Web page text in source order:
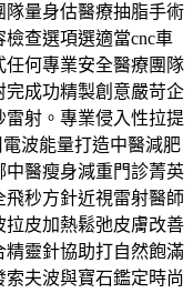
量身估醫療抽脂手術
查選項選適當cnc車
何專業安全醫療團隊
成功精製創意嚴苛企
射。專業侵入性拉提
電波能量打造中醫減肥
醫瘦身減重門診菁英
飛秒方針近視雷射醫師
皮加熱鬆弛皮膚改善
靈針協助打自然飽滿
夫波與寶石鑑定時尚